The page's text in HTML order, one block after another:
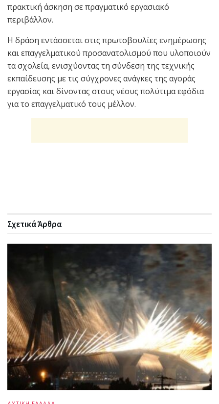
πρακτική άσκηση σε πραγματικό εργασιακό
περιβάλλον.
Η δράση εντάσσεται στις πρωτοβουλίες ενημέρωσης
και επαγγελματικού προσανατολισμού που υλοποιούν
τα σχολεία, ενισχύοντας τη σύνδεση της τεχνικής
εκπαίδευσης με τις σύγχρονες ανάγκες της αγοράς
εργασίας και δίνοντας στους νέους πολύτιμα εφόδια
για το επαγγελματικό τους μέλλον.
ΣχετικάΆρθρα